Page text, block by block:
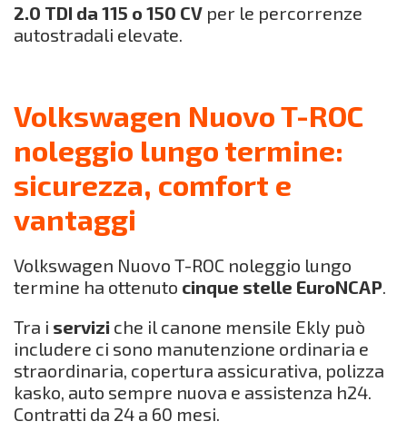
2.0 TDI da 115 o 150 CV per le percorrenze
autostradali elevate.
Volkswagen Nuovo T-ROC
noleggio lungo termine:
sicurezza, comfort e
vantaggi
Volkswagen Nuovo T-ROC noleggio lungo
termine ha ottenuto cinque stelle EuroNCAP.
Tra i servizi che il canone mensile Ekly può
includere ci sono manutenzione ordinaria e
straordinaria, copertura assicurativa, polizza
kasko, auto sempre nuova e assistenza h24.
Contratti da 24 a 60 mesi.